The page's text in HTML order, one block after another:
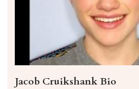
Jacob Cruikshank Bio